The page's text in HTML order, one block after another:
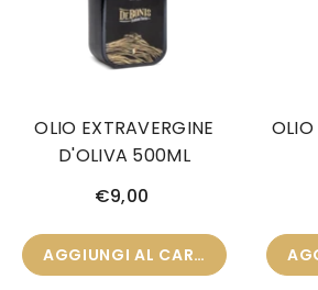
OLIO EXTRAVERGINE
D'OLIVA 500ML
€9,00
AGGIUNGI AL CARRELLO
OLIO